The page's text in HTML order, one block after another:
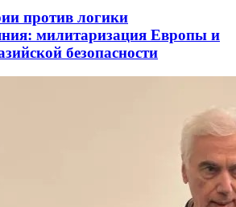
против логики
милитаризация Европы и
безопасности